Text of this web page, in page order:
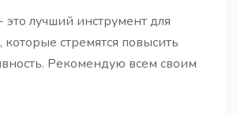
лучший инструмент для
стремятся повысить
Рекомендую всем своим